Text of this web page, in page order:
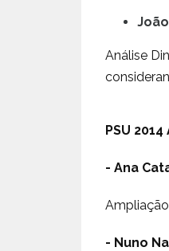
Análise
PSU
- Ana
- Nuno